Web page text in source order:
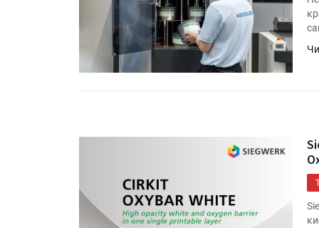
Росприроднадзор
«Калькулятор утилизации»